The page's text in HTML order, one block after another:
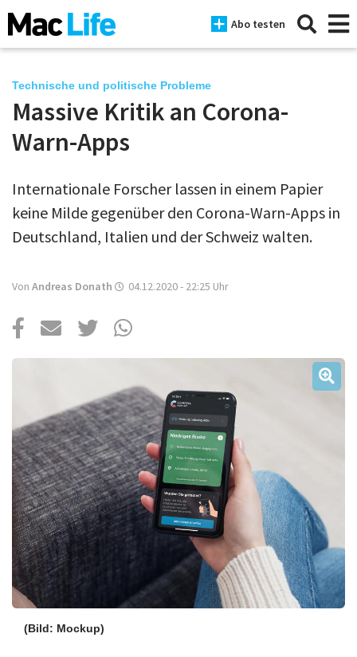
Abo testen
News
Mac
iPad
Tipps
Magazine
Über uns
Mac Life+
Anmelden
Technische und politische Probleme
Massive Kritik an Corona-
Warn-Apps
Internationale Forscher lassen in einem Papier
keine Milde gegenüber den Corona-Warn-Apps in
Deutschland, Italien und der Schweiz walten.
Von Andreas Donath 04.12.2020 - 22:25 Uhr
(Bild: Mockup)